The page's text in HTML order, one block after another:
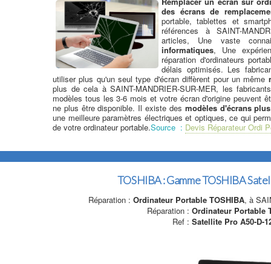
des écrans de
portable, tablettes et
références à SAINT-
articles, Une vaste
informatiques, Une
réparation d'ordinateurs
délais optimisés. Les
utiliser plus qu'un seul type d'écran diffèrent pour un même
plus de cela à SAINT-MANDRIER-SUR-MER, les
modèles tous les 3-6 mois et votre écran d'origine peuvent
ne plus être disponible. Il existe des modèles d'écrans
une meilleure paramètres électriques et optiques, ce qui
de votre ordinateur portable.Source : Devis Réparateur Ordi
TOSHIBA : Gamme TOSHIBA
Réparation : Ordinateur Portable TOSHIBA, à
Réparation : Ordinateur Portable
Ref : Satellite Pro A50-D-